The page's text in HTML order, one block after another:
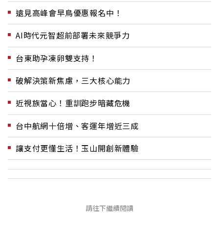
遠見高峰會早鳥優惠報名中！
AI時代元智超前部署未來競爭力
台東助孕凍卵雙支持！
破解決策新焦慮，三大核心能力
近視族當心！重訓跑步暗藏危機
台中航網十倍增、客運年增近三成
讓支付更懂生活！玉山開創新體驗
請往下繼續閱讀